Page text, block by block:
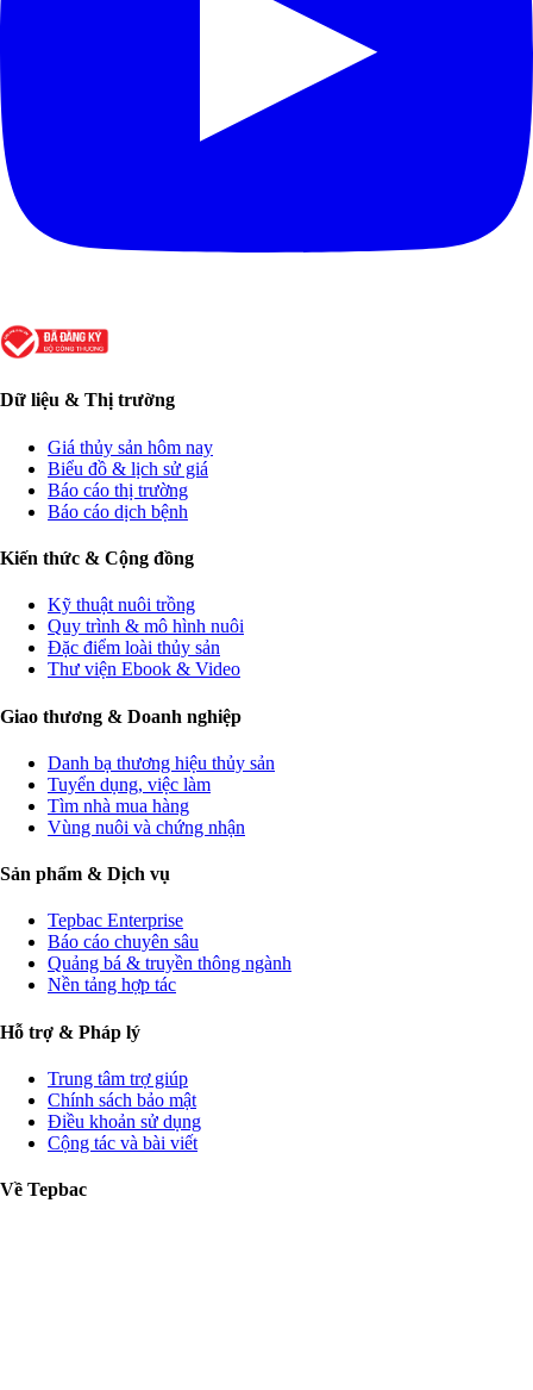
Dữ liệu & Thị trường
Giá thủy sản hôm nay
Biểu đồ & lịch sử giá
Báo cáo thị trường
Báo cáo dịch bệnh
Kiến thức & Cộng đồng
Kỹ thuật nuôi trồng
Quy trình & mô hình nuôi
Đặc điểm loài thủy sản
Thư viện Ebook & Video
Giao thương & Doanh nghiệp
Danh bạ thương hiệu thủy sản
Tuyển dụng, việc làm
Tìm nhà mua hàng
Vùng nuôi và chứng nhận
Sản phẩm & Dịch vụ
Tepbac Enterprise
Báo cáo chuyên sâu
Quảng bá & truyền thông ngành
Nền tảng hợp tác
Hỗ trợ & Pháp lý
Trung tâm trợ giúp
Chính sách bảo mật
Điều khoản sử dụng
Cộng tác và bài viết
Về Tepbac